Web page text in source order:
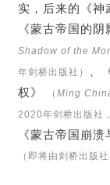
实，后来的《神
《蒙古帝国的
Shadow of the
年剑桥出版社）
、
权》
（ Ming
2020年剑桥出版社
《蒙古帝国崩
（即将由剑桥出版社